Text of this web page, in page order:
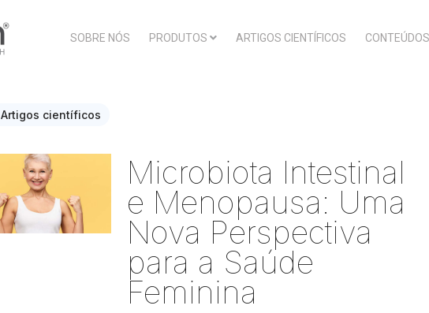
SOBRE NÓS PRODUTOS ARTIGOS CIENTÍFICOS CONTEÚDOS
Artigos científicos
Microbiota Intestinal
e Menopausa: Uma
Nova Perspectiva
para a Saúde
Feminina